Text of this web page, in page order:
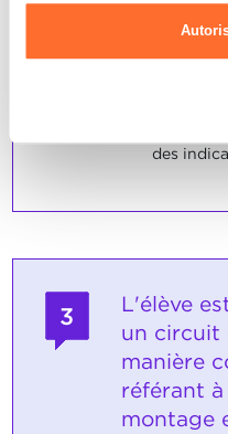
vigueur
des
3
L'élève
un circuit
manière
référant
montage